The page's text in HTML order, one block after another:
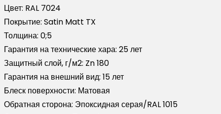
Цвет: RAL 7024
Покрытие: Satin Matt TX
Толщина: 0;5
Гарантия на технические хара: 25 лет
Защитный слой, г/м2: Zn 180
Гарантия на внешний вид: 15 лет
Блеск поверхности: Матовая
Обратная сторона: Эпоксидная серая/RAL 1015